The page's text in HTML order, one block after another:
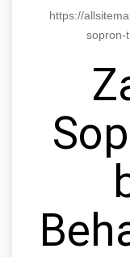
https://
sopron-